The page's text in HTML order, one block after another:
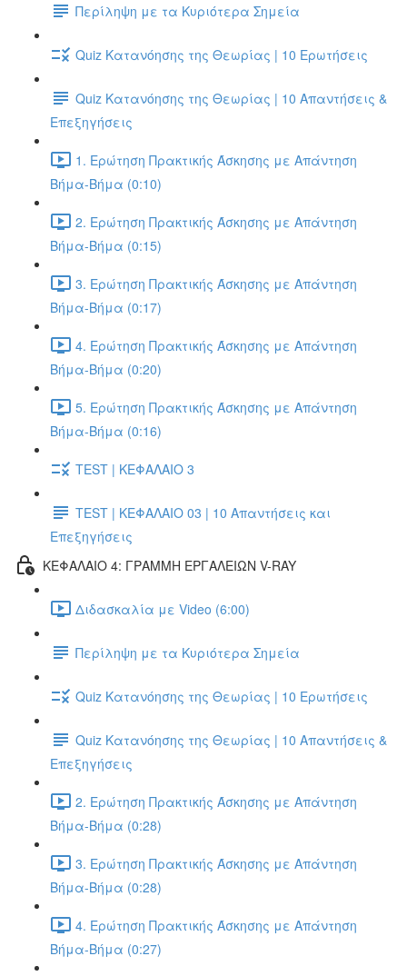
Περίληψη με τα Κυριότερα Σημεία
Quiz Κατανόησης της Θεωρίας | 10 Ερωτήσεις
Quiz Κατανόησης της Θεωρίας | 10 Απαντήσεις &
Επεξηγήσεις
1. Ερώτηση Πρακτικής Άσκησης με Απάντηση
Βήμα-Βήμα (0:10)
2. Ερώτηση Πρακτικής Άσκησης με Απάντηση
Βήμα-Βήμα (0:15)
3. Ερώτηση Πρακτικής Άσκησης με Απάντηση
Βήμα-Βήμα (0:17)
4. Ερώτηση Πρακτικής Άσκησης με Απάντηση
Βήμα-Βήμα (0:20)
5. Ερώτηση Πρακτικής Άσκησης με Απάντηση
Βήμα-Βήμα (0:16)
TEST | ΚΕΦΑΛΑΙΟ 3
TEST | ΚΕΦΑΛΑΙΟ 03 | 10 Απαντήσεις και
Επεξηγήσεις
ΚΕΦΑΛΑΙΟ 4: ΓΡΑΜΜΗ ΕΡΓΑΛΕΙΩΝ V-RAY
Διδασκαλία με Video (6:00)
Περίληψη με τα Κυριότερα Σημεία
Quiz Κατανόησης της Θεωρίας | 10 Ερωτήσεις
Quiz Κατανόησης της Θεωρίας | 10 Απαντήσεις &
Επεξηγήσεις
2. Ερώτηση Πρακτικής Άσκησης με Απάντηση
Βήμα-Βήμα (0:28)
3. Ερώτηση Πρακτικής Άσκησης με Απάντηση
Βήμα-Βήμα (0:28)
4. Ερώτηση Πρακτικής Άσκησης με Απάντηση
Βήμα-Βήμα (0:27)